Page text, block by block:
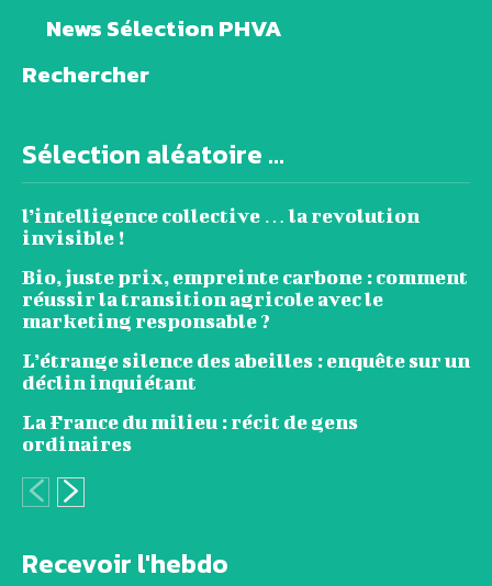
News Sélection PHVA
Rechercher
Sélection aléatoire ...
l’intelligence collective … la revolution
invisible !
Bio, juste prix, empreinte carbone : comment
réussir la transition agricole avec le
marketing responsable ?
L’étrange silence des abeilles : enquête sur un
déclin inquiétant
La France du milieu : récit de gens
ordinaires
Recevoir l'hebdo